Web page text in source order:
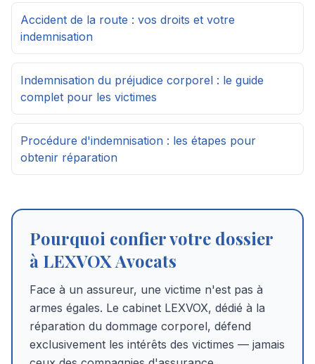
Accident de la route : vos droits et votre
indemnisation
Indemnisation du préjudice corporel : le guide
complet pour les victimes
Procédure d'indemnisation : les étapes pour
obtenir réparation
Pourquoi confier votre dossier
à LEXVOX Avocats
Face à un assureur, une victime n'est pas à
armes égales. Le cabinet LEXVOX, dédié à la
réparation du dommage corporel, défend
exclusivement les intérêts des victimes — jamais